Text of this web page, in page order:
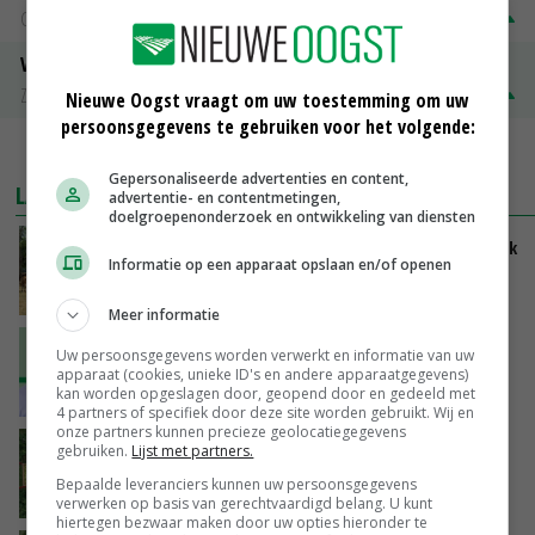
Groningen
€ 197,00
Volle melkpoeder
Zuivel NL
€ 345,00 € 20,00
LAATSTE NIEUWS
Droogte zet Britse melkveehouderij onder druk
‘Ga uit van eigen kracht en versterk elkaar’
VANDAAG, 11:01
Europa plukt veel minder appels, maar meer
peren
VANDAAG, 10:31
Nieuwe Oogst vraagt om uw toestemming om uw
persoonsgegevens te gebruiken voor het volgende:
Gepersonaliseerde advertenties en content,
advertentie- en contentmetingen,
doelgroepenonderzoek en ontwikkeling van diensten
Informatie op een apparaat opslaan en/of openen
Meer informatie
Uw persoonsgegevens worden verwerkt en informatie van uw
apparaat (cookies, unieke ID's en andere apparaatgegevens)
kan worden opgeslagen door, geopend door en gedeeld met
4 partners of specifiek door deze site worden gebruikt. Wij en
onze partners kunnen precieze geolocatiegegevens
gebruiken. Lijst met partners.
Bepaalde leveranciers kunnen uw persoonsgegevens
verwerken op basis van gerechtvaardigd belang. U kunt
hiertegen bezwaar maken door uw opties hieronder te